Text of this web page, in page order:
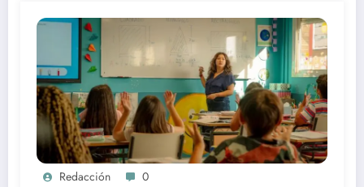
Redacción 0